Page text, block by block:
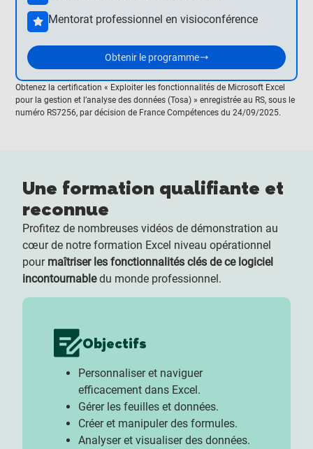
Mentorat professionnel en visioconférence
Obtenir le programme
Obtenez la certification « Exploiter les fonctionnalités de Microsoft Excel
pour la gestion et l’analyse des données (Tosa) » enregistrée au RS, sous le
numéro RS7256, par décision de France Compétences du 24/09/2025.
Une formation qualifiante et
reconnue
Profitez de nombreuses vidéos de démonstration au
cœur de notre formation Excel niveau opérationnel
pour maîtriser les fonctionnalités clés de ce logiciel
incontournabledu monde professionnel.
Objectifs
Personnaliser et naviguer
efficacement dans Excel.
Gérer les feuilles et données.
Créer et manipuler des formules.
Analyser et visualiser des données.